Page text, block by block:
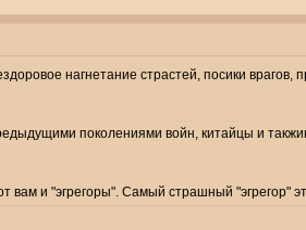
нагнетание страстей, посики врагов,
поколениями войн, китайцы и
вам и "эгрегоры". Самый страшный "эгрегор"